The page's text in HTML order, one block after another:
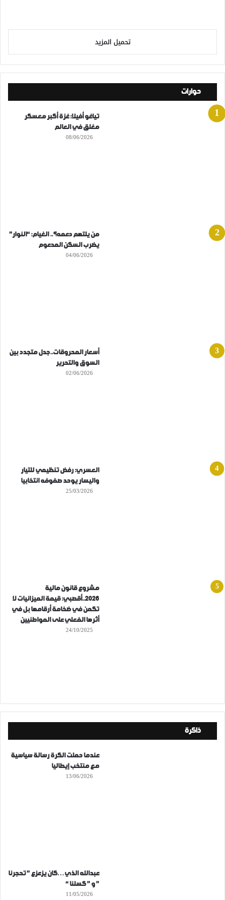
تحميل المزيد
حوارات
تياغو أفيلا: غزة أكبر معسكر
مغلق في العالم
08/06/2026
من يلتهم دعمه؟.. الغيام: “النوار”
يضرب السكن المدعوم
04/06/2026
أسعار المحروقات..جدل متجدد بين
السوق والتحرير
02/06/2026
العسري: رفض تنظيمي للتيار
واليسار يوحد صفوفه انتخابيا
25/03/2026
مشروع قانون مالية
2026..أقصبي: قيمة الميزانيات لا
تكمن في ضخامة أرقامها بل في
أثرها الفعلي على المواطنيين
24/10/2025
ذاكرة
عندما حملت الكرة رسالة سياسية
مع منتخب إيطاليا
13/06/2026
عبدالله الذي…كان يزعزع ” تحجرنا
” و ” كسلنا “
11/05/2026